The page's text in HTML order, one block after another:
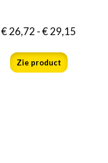
€26,72-€29,15
Zie product